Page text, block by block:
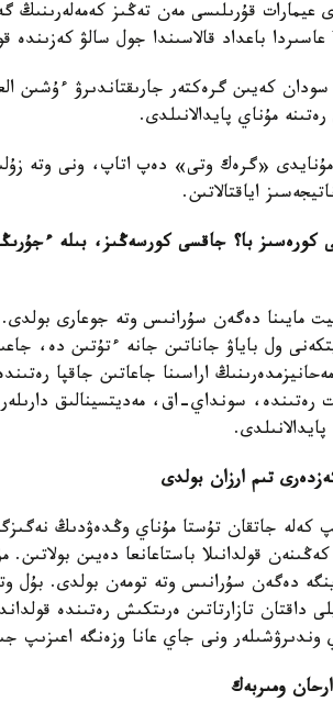
عيمارات قۇرىلىسى مەن تەڭىز كەمەلەرىنىڭ
سودان كەيىن گرەكتەر جارىقتاندىرۋ
مۇناي پايدالانىلدى.
مۇنايدى «گرەك وتى» دەپ اتاپ، ونى وتە
اياقتالاتىن.
كورەسىز با؟ جاقسى كورسەڭىز، بىلە
مايىنا دەگەن سۇرانىس وتە جوعارى بولدى.
ول باياۋ جاناتىن جانە ءتۇتىن دە،
اراسىنا جاعاتىن جاقپا
رەتىندە، سونداي-اق، مەديتسينالىق
كەلە جاتقان تۇستا مۇناي وڭدەۋدىڭ
قولدانىلا باستاعانعا دەيىن
دەگەن سۇرانىس وتە تومەن بولدى. بۇل
داقتان تازارتاتىن ەرىتكىش رەتىندە
وندىرۋشىلەر ونى جاي عانا وزەنگە اعىزىپ
ومىربەك